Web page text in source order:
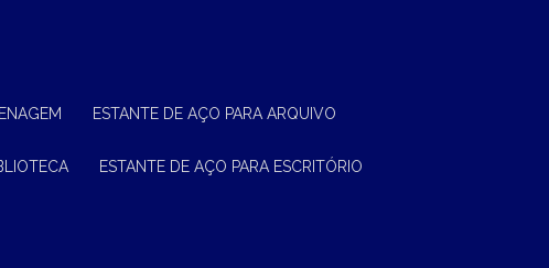
ESTANTE DE AÇO PARA ARQUIVO
ESTANTE DE AÇO PARA ESCRITÓRIO